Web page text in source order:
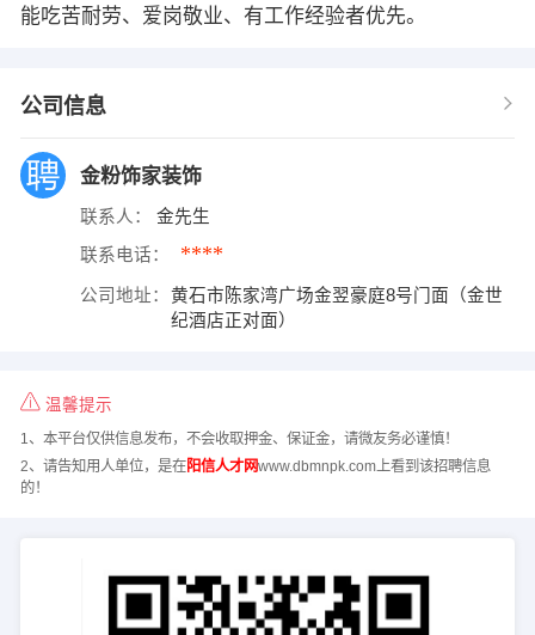
能吃苦耐劳、爱岗敬业、有工作经验者优先。
公司信息
金粉饰家装饰
联系人： 金先生
联系电话： ****
公司地址：
黄石市陈家湾广场金翌豪庭8号门面（金世
纪酒店正对面）
温馨提示
1、本平台仅供信息发布，不会收取押金、保证金，请微友务必谨慎！
2、请告知用人单位，是在阳信人才网www.dbmnpk.com上看到该招聘信息
的！